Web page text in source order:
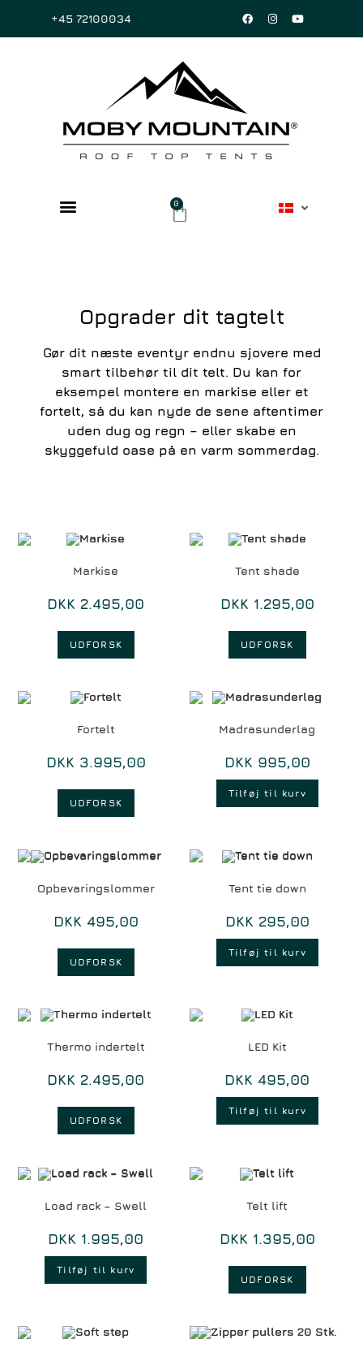
+45 72100034
0
Opgrader dit tagtelt
Gør dit næste eventyr endnu sjovere med
smart tilbehør til dit telt. Du kan for
eksempel montere en markise eller et
fortelt, så du kan nyde de sene aftentimer
uden dug og regn – eller skabe en
skyggefuld oase på en varm sommerdag.
Markise
DKK 2.495,00
UDFORSK
Tent shade
DKK 1.295,00
UDFORSK
Fortelt
DKK 3.995,00
UDFORSK
Madrasunderlag
DKK 995,00
Tilføj til kurv
Opbevaringslommer
DKK 495,00
UDFORSK
Tent tie down
DKK 295,00
Tilføj til kurv
Thermo indertelt
DKK 2.495,00
UDFORSK
LED Kit
DKK 495,00
Tilføj til kurv
Load rack – Swell
DKK 1.995,00
Tilføj til kurv
Telt lift
DKK 1.395,00
UDFORSK